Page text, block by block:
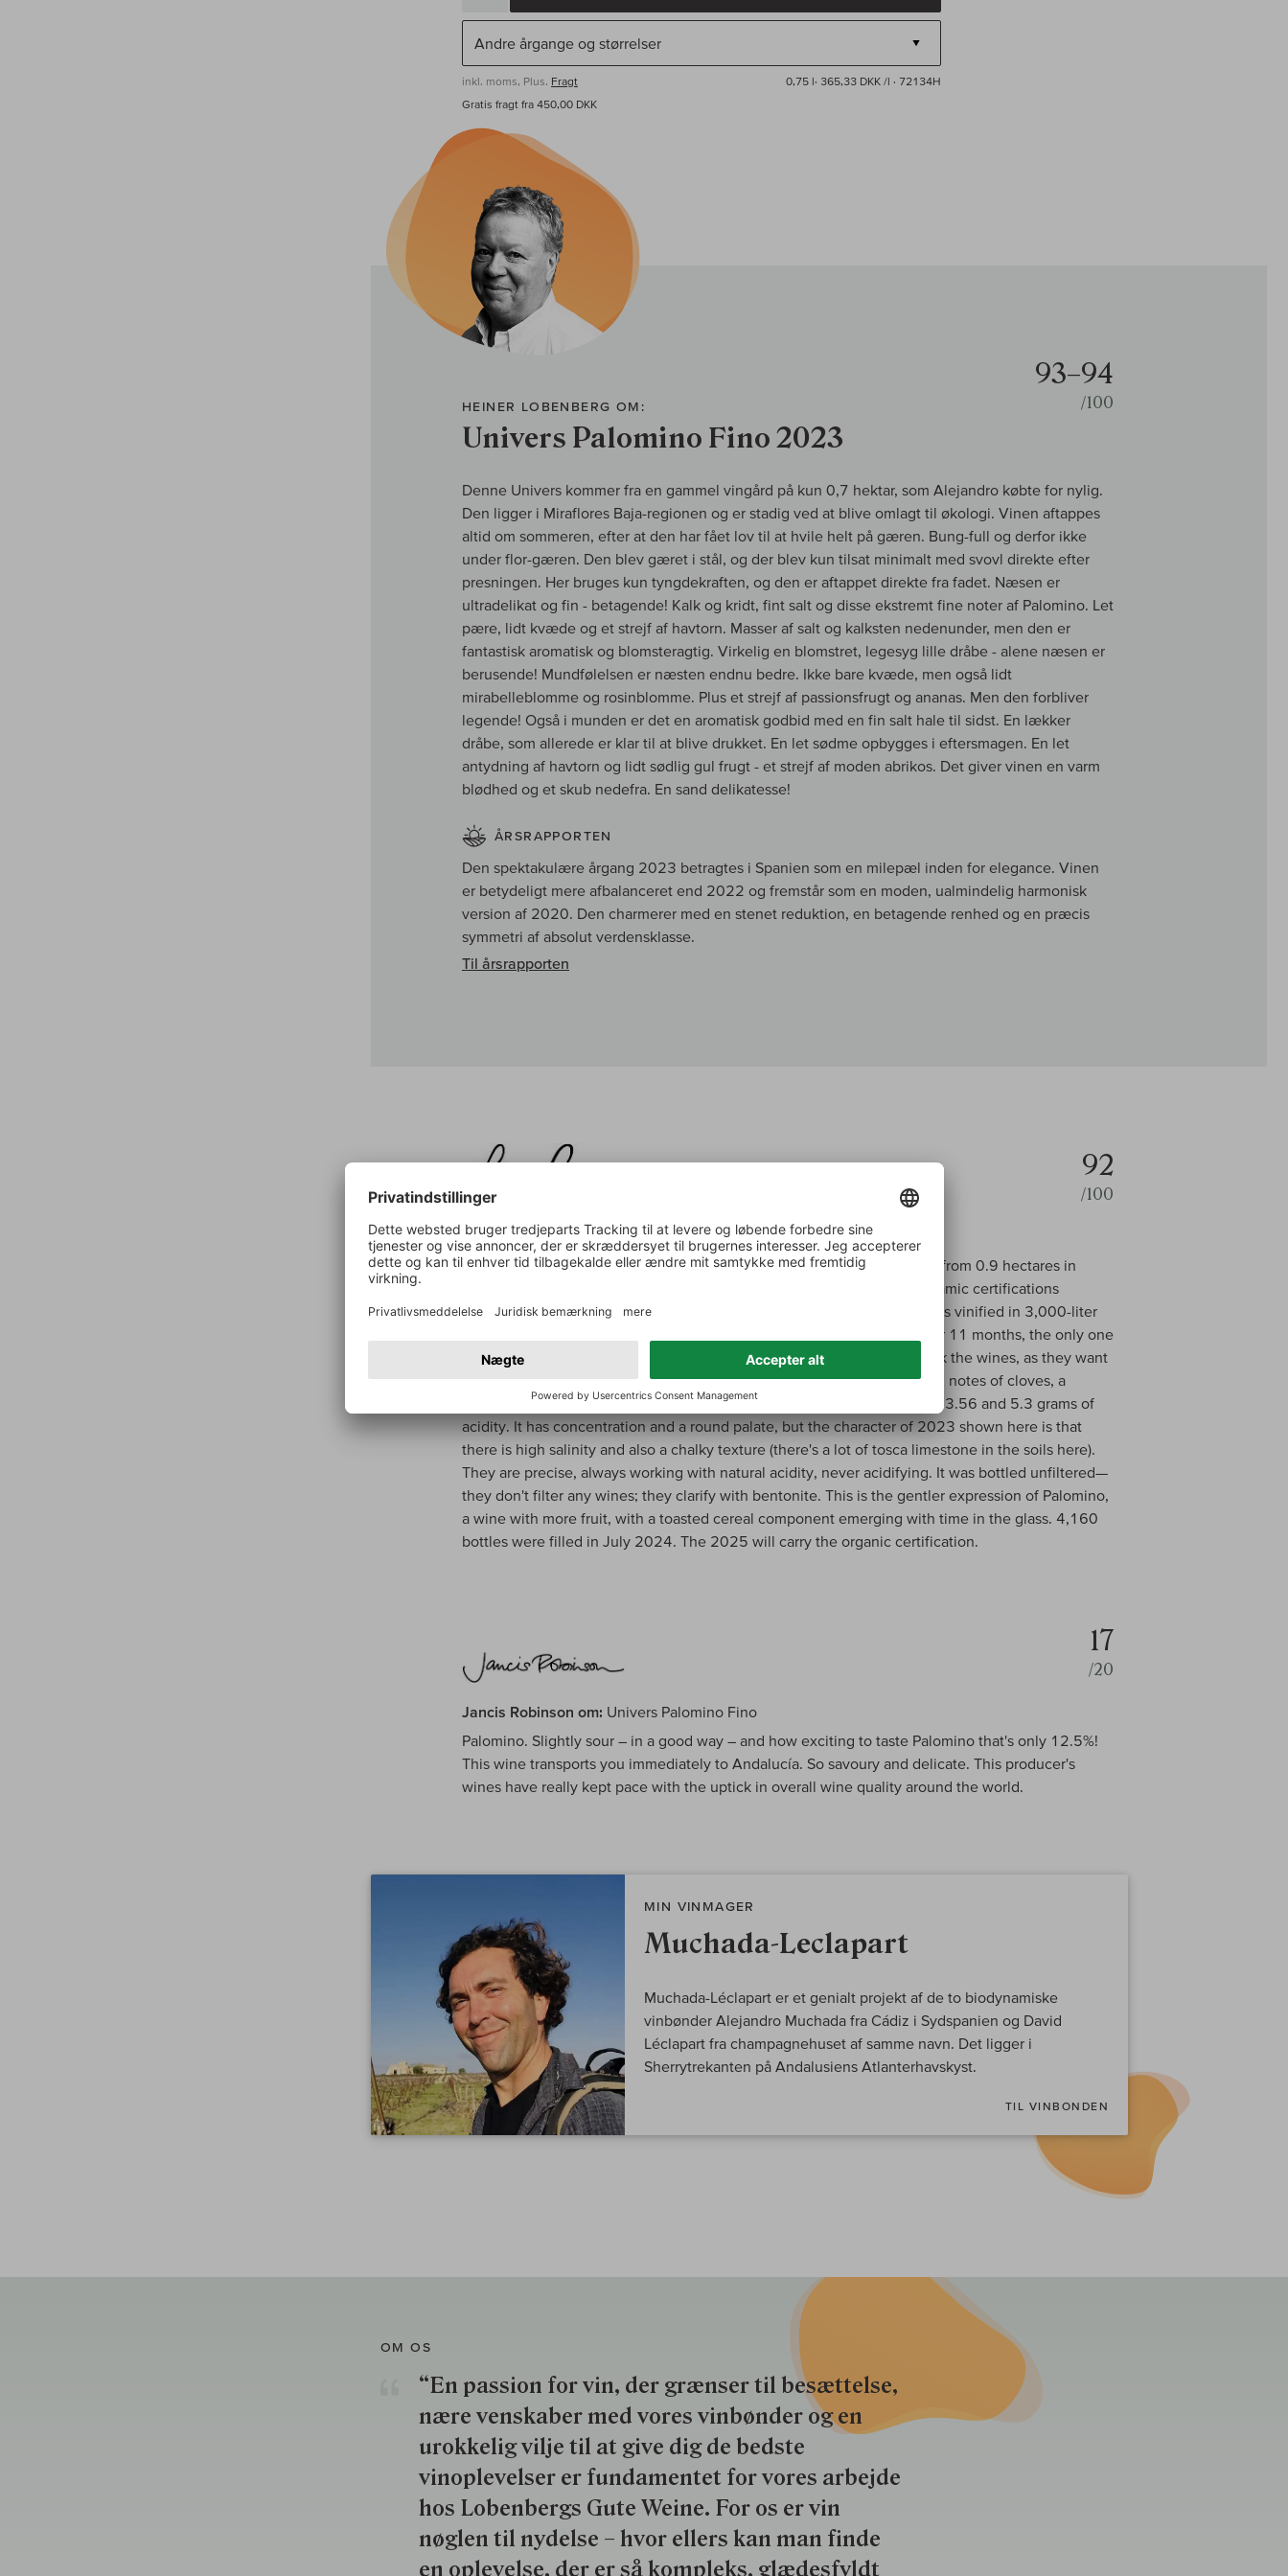
inkl. moms, Plus. Fragt 0,75 l· 365,33 DKK /l · 72134H
Gratis fragt fra 450,00 DKK
HEINER LOBENBERG OM:
Univers Palomino Fino 2023
93–94
/100
Denne Univers kommer fra en gammel vingård på kun 0,7 hektar, som Alejandro købte for nylig.
Den ligger i Miraflores Baja-regionen og er stadig ved at blive omlagt til økologi. Vinen aftappes
altid om sommeren, efter at den har fået lov til at hvile helt på gæren. Bung-full og derfor ikke
under flor-gæren. Den blev gæret i stål, og der blev kun tilsat minimalt med svovl direkte efter
presningen. Her bruges kun tyngdekraften, og den er aftappet direkte fra fadet. Næsen er
ultradelikat og fin - betagende! Kalk og kridt, fint salt og disse ekstremt fine noter af Palomino. Let
pære, lidt kvæde og et strejf af havtorn. Masser af salt og kalksten nedenunder, men den er
fantastisk aromatisk og blomsteragtig. Virkelig en blomstret, legesyg lille dråbe - alene næsen er
berusende! Mundfølelsen er næsten endnu bedre. Ikke bare kvæde, men også lidt
mirabelleblomme og rosinblomme. Plus et strejf af passionsfrugt og ananas. Men den forbliver
legende! Også i munden er det en aromatisk godbid med en fin salt hale til sidst. En lækker
dråbe, som allerede er klar til at blive drukket. En let sødme opbygges i eftersmagen. En let
antydning af havtorn og lidt sødlig gul frugt - et strejf af moden abrikos. Det giver vinen en varm
blødhed og et skub nedefra. En sand delikatesse!
ÅRSRAPPORTEN
Den spektakulære årgang 2023 betragtes i Spanien som en milepæl inden for elegance. Vinen
er betydeligt mere afbalanceret end 2022 og fremstår som en moden, ualmindelig harmonisk
version af 2020. Den charmerer med en stenet reduktion, en betagende renhed og en præcis
symmetri af absolut verdensklasse.
Til årsrapporten
92
/100
Parker om:Univers Palomino Fino
The entry-level white is the 2023 Univers, produced with old Palomino from 0.9 hectares in
Miraflores Baja, which is in the process of obtaining organic and biodynamic certifications
because they purchased it in 2022. After pressing the full clusters, it was vinified in 3,000-liter
iron vats that are lined with ceramic, where it rested with the full lees for 11 months, the only one
like that. They work with full lees in all the wines; they don't want to rack the wines, as they want
the lees to nurture the wines. It has a golden color and a spicy nose with notes of cloves, a
balsamic hint. It has 12.5% alcohol, 2% more than in 2022, with a pH of 3.56 and 5.3 grams of
acidity. It has concentration and a round palate, but the character of 2023 shown here is that
there is high salinity and also a chalky texture (there's a lot of tosca limestone in the soils here).
They are precise, always working with natural acidity, never acidifying. It was bottled unfiltered—
they don't filter any wines; they clarify with bentonite. This is the gentler expression of Palomino,
a wine with more fruit, with a toasted cereal component emerging with time in the glass. 4,160
bottles were filled in July 2024. The 2025 will carry the organic certification.
17
/20
Jancis Robinson om: Univers Palomino Fino
Palomino. Slightly sour – in a good way – and how exciting to taste Palomino that's only 12.5%!
This wine transports you immediately to Andalucía. So savoury and delicate. This producer's
wines have really kept pace with the uptick in overall wine quality around the world.
MIN VINMAGER
Muchada-Leclapart
Muchada-Léclapart er et genialt projekt af de to biodynamiske
vinbønder Alejandro Muchada fra Cádiz i Sydspanien og David
Léclapart fra champagnehuset af samme navn. Det ligger i
Sherrytrekanten på Andalusiens Atlanterhavskyst.
TIL VINBONDEN
OM OS
“En passion for vin, der grænser til besættelse,
nære venskaber med vores vinbønder og en
urokkelig vilje til at give dig de bedste
vinoplevelser er fundamentet for vores arbejde
hos Lobenbergs Gute Weine. For os er vin
nøglen til nydelse – hvor ellers kan man finde
en oplevelse, der er så kompleks, glædesfyldt